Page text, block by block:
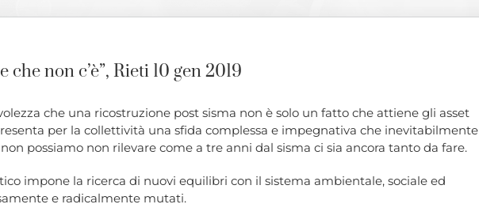
non c’è”, Rieti 10 gen 2019
che una ricostruzione post sisma non è solo un fatto che attiene gli asset
per la collettività una sfida complessa e impegnativa che inevitabilmente
possiamo non rilevare come a tre anni dal sisma ci sia ancora tanto da fare.
impone la ricerca di nuovi equilibri con il sistema ambientale, sociale ed
e radicalmente mutati.